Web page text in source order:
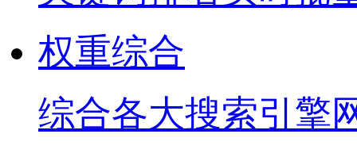
权重综合
综合各大搜索引擎